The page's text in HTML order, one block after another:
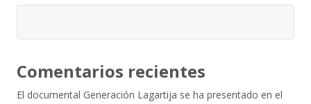
Comentarios recientes
El documental Generación Lagartija se ha presentado en el